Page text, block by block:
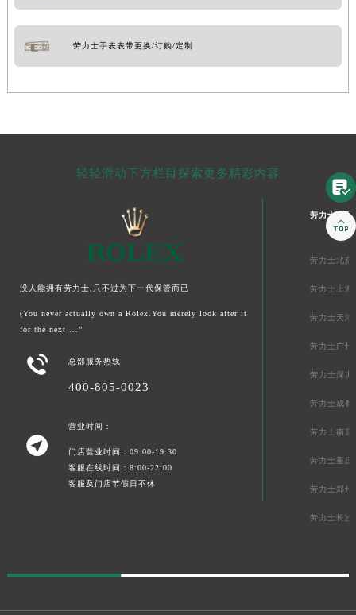
劳力士手表表带更换/订购/定制
轻轻滑动下方栏目探索更多精彩内容
没人能拥有劳力士,只不过为下一代保管而已
(You never actually own a Rolex.You merely look after it
for the next ...”
 总部服务热线
400-805-0023

营业时间：
门店营业时间：09:00-19:30
客服在线时间：8:00-22:00
客服及门店节假日不休
劳力士中国
劳力士北京
劳力士上海
劳力士天津
劳力士广州
劳力士深圳
劳力士成都
劳力士南京
劳力士重庆
劳力士郑州
劳力士长沙

